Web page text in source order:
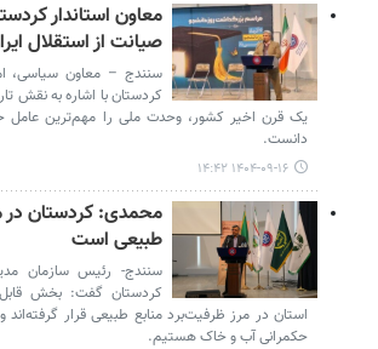
معاون استاندار
صیانت از استقلال
سنندج – معاون سیاسی،
کردستان با اشاره به نقش
یک قرن اخیر کشور، وحدت ملی را مهم‌ترین عامل
دانست.
۱۴۰۴-۰۹-۱۶ ۱۴:۴۲
محمدی: کردستان در
طبیعی است
سنندج- رئیس سازمان
کردستان گفت: بخش
استان در مرز ظرفیت‌برد منابع طبیعی قرار گرفته‌اند
حکمرانی آب و خاک هستیم.